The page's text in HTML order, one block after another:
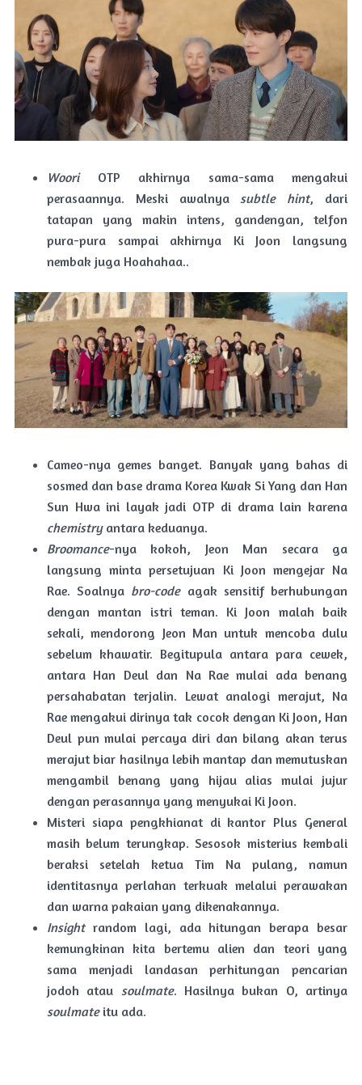
WooriOTP akhirnya sama-sama mengakui
perasaannya. Meski awalnyasubtle hint, dari
tatapan yang makin intens, gandengan, telfon
pura-pura sampai akhirnya Ki Joon langsung
nembak juga Hoahahaa..
Cameo-nya gemes banget. Banyak yang bahas di
sosmed dan base drama Korea Kwak Si Yang dan Han
Sun Hwa ini layak jadi OTP di drama lain karena
chemistryantara keduanya.
Broomance-nya kokoh, Jeon Man secara ga
langsung minta persetujuan Ki Joon mengejar Na
Rae. Soalnya bro-code agak sensitif berhubungan
dengan mantan istri teman. Ki Joon malah baik
sekali, mendorong Jeon Man untuk mencoba dulu
sebelum khawatir. Begitupula antara para cewek,
antara Han Deul dan Na Rae mulai ada benang
persahabatan terjalin. Lewat analogi merajut, Na
Rae mengakui dirinya tak cocok dengan Ki Joon, Han
Deul pun mulai percaya diri dan bilang akan terus
merajut biar hasilnya lebih mantap dan memutuskan
mengambil benang yang hijau alias mulai jujur
dengan perasannya yang menyukai Ki Joon.
Misteri siapa pengkhianat di kantor Plus General
masih belum terungkap. Sesosok misterius kembali
beraksi setelah ketua Tim Na pulang, namun
identitasnya perlahan terkuak melalui perawakan
dan warna pakaian yang dikenakannya.
Insightrandom lagi, ada hitungan berapa besar
kemungkinan kita bertemu alien dan teori yang
sama menjadi landasan perhitungan pencarian
jodoh atau soulmate. Hasilnya bukan O, artinya
soulmateitu ada.